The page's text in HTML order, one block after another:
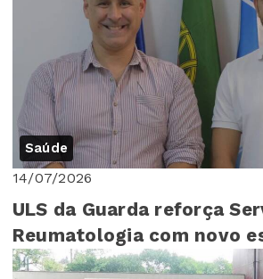
Saúde
14/07/2026
ULS da Guarda reforça
Reumatologia com novo